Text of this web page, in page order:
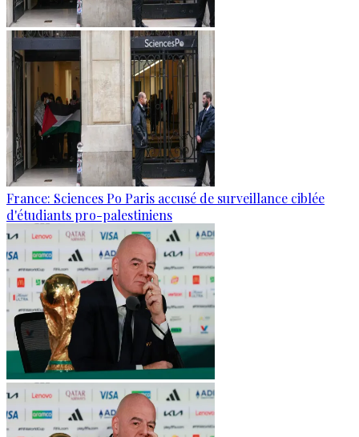
France: Sciences Po Paris accusé de surveillance ciblée
d'étudiants pro-palestiniens